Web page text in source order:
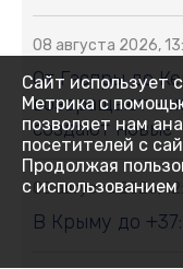
08 августа 2026,
От Гаспры до
возвращают к
создают новые
08 августа 2026,
В Крыму до
Сайт использует
Метрика с
позволяет нам
посетителей с
Продолжая
с